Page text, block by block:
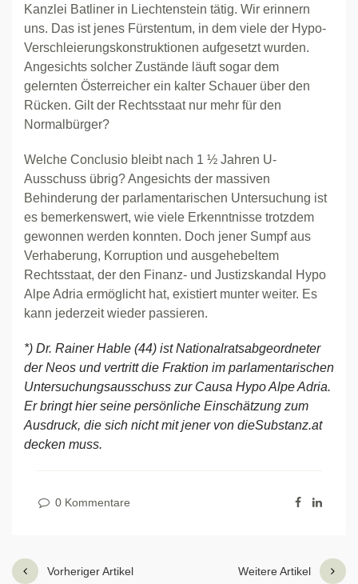
Kanzlei Batliner in Liechtenstein tätig. Wir erinnern
uns. Das ist jenes Fürstentum, in dem viele der Hypo-
Verschleierungskonstruktionen aufgesetzt wurden.
Angesichts solcher Zustände läuft sogar dem
gelernten Österreicher ein kalter Schauer über den
Rücken. Gilt der Rechtsstaat nur mehr für den
Normalbürger?
Welche Conclusio bleibt nach 1 ½ Jahren U-
Ausschuss übrig? Angesichts der massiven
Behinderung der parlamentarischen Untersuchung ist
es bemerkenswert, wie viele Erkenntnisse trotzdem
gewonnen werden konnten. Doch jener Sumpf aus
Verhaberung, Korruption und ausgehebeltem
Rechtsstaat, der den Finanz- und Justizskandal Hypo
Alpe Adria ermöglicht hat, existiert munter weiter. Es
kann jederzeit wieder passieren.
*) Dr. Rainer Hable (44) ist Nationalratsabgeordneter
der Neos und vertritt die Fraktion im parlamentarischen
Untersuchungsausschuss zur Causa Hypo Alpe Adria.
Er bringt hier seine persönliche Einschätzung zum
Ausdruck, die sich nicht mit jener von dieSubstanz.at
decken muss.
0 Kommentare
Vorheriger Artikel Weitere Artikel